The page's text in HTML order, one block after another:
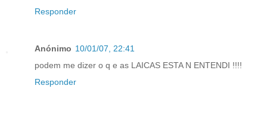
Responder
Anónimo 10/01/07, 22:41
podem me dizer o q e as LAICAS ESTA N ENTENDI !!!!
Responder